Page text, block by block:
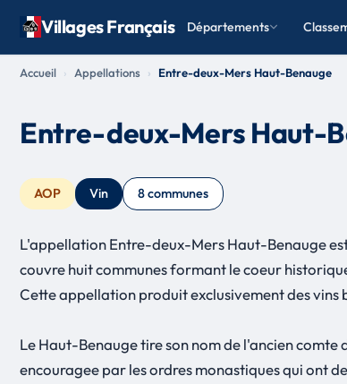
Villages Français Départements
Accueil Appellations Entre-deux-Mers Haut-Benauge
Entre-deux-Mers Haut-
AOP Vin 8 communes
L'appellation Entre-deux-Mers Haut-Benauge
couvre huit communes formant le coeur
Cette appellation produit exclusivement des vins
Le Haut-Benauge tire son nom de l'ancien
encouragee par les ordres monastiques qui ont